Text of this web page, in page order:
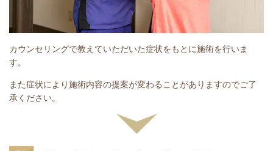
カウンセリングで教えていただいた症状をもとに施術を行いま
す。
また症状により施術内容の提案が変わることがありますのでご了
承ください。